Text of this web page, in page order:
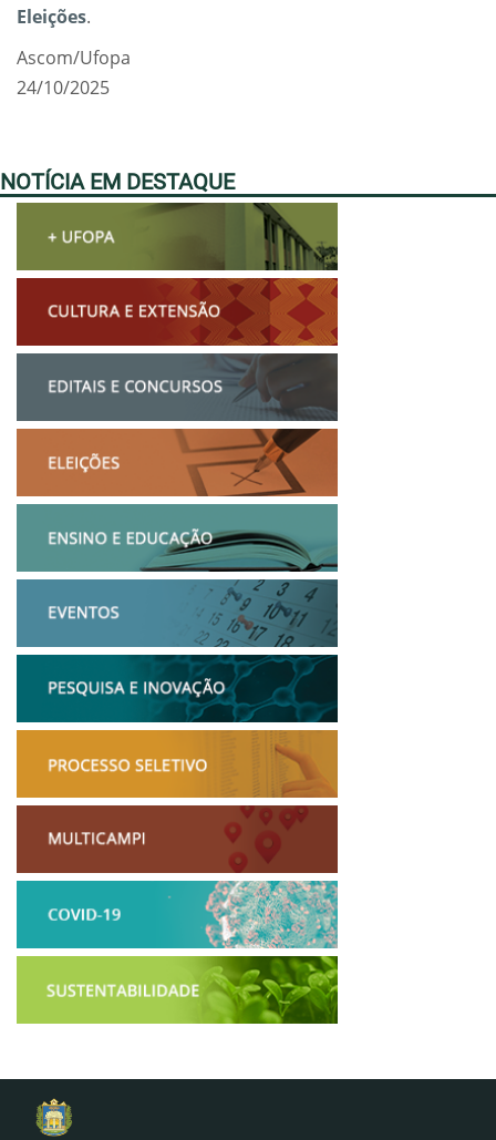
Eleições.
Ascom/Ufopa
24/10/2025
NOTÍCIA EM DESTAQUE